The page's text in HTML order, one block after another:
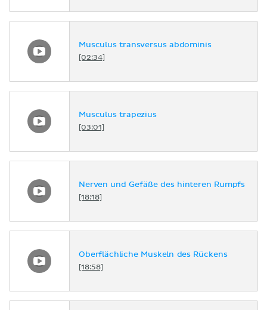
Musculus transversus abdominis
[02:34]
Musculus trapezius
[03:01]
Nerven und Gefäße des hinteren Rumpfs
[18:18]
Oberflächliche Muskeln des Rückens
[18:58]